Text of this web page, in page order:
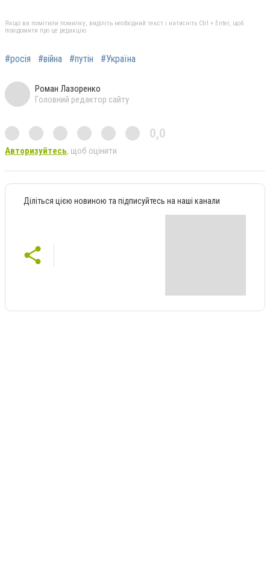
Якщо ви помітили помилку, виділіть необхідний текст і натисніть Ctrl + Enter, щоб
повідомити про це редакцію
#росія #війна #путін #Україна
Роман Лазоренко
Головний редактор сайту
0,0
Авторизуйтесь, щоб оцінити
Діліться цією новиною та підписуйтесь на наші канали